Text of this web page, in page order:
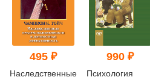
495 ₽
Наследственные
990 ₽
Психология